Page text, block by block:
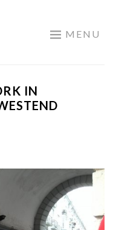
MENU
IN